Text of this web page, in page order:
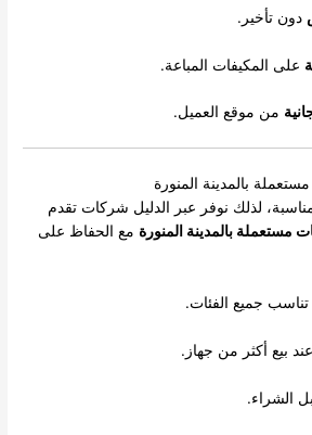
دون تأخير.
على المكيفات المباعة.
من موقع العميل.
بالمدينة المنورة
لذلك نوفر عبر الدليل شركات تقدم
مستعملة بالمدينة المنورة مع الحفاظ على
تناسب جميع الفئات.
بيع أكثر من جهاز.
الشراء.